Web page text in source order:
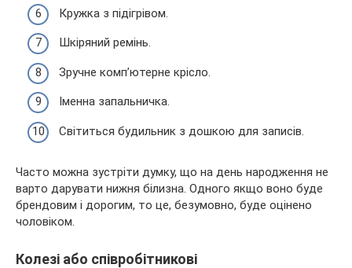
Кружка з підігрівом.
Шкіряний ремінь.
Зручне комп’ютерне крісло.
Іменна запальничка.
Світиться будильник з дошкою для записів.
Часто можна зустріти думку, що на день народження не
варто дарувати нижня білизна. Одного якщо воно буде
брендовим і дорогим, то це, безумовно, буде оцінено
чоловіком.
Колезі або співробітникові